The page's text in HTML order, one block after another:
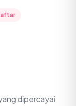
dipercayai